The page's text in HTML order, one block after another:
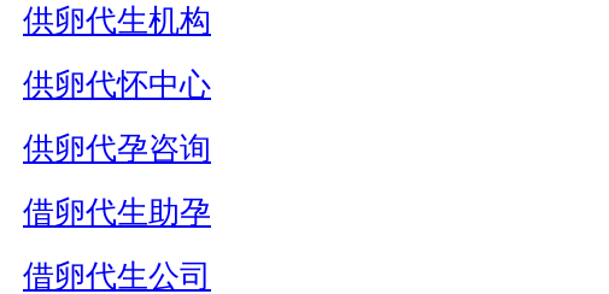
供卵代生机构
供卵代怀中心
供卵代孕咨询
借卵代生助孕
借卵代生公司